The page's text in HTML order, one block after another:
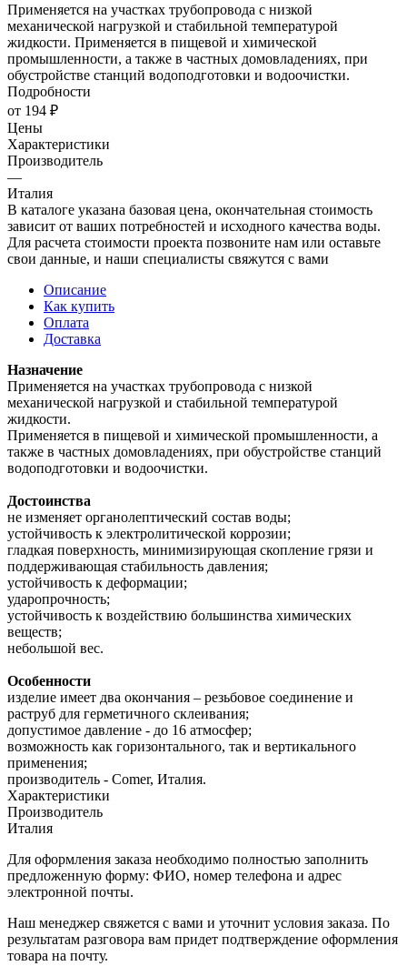
Применяется на участках трубопровода с низкой
механической нагрузкой и стабильной температурой
жидкости. Применяется в пищевой и химической
промышленности, а также в частных домовладениях, при
обустройстве станций водоподготовки и водоочистки.
Подробности
от 194 ₽
Цены
Характеристики
Производитель
—
Италия
В каталоге указана базовая цена, окончательная стоимость
зависит от ваших потребностей и исходного качества воды.
Для расчета стоимости проекта позвоните нам или оставьте
свои данные, и наши специалисты свяжутся с вами
Описание
Как купить
Оплата
Доставка
Назначение
Применяется на участках трубопровода с низкой
механической нагрузкой и стабильной температурой
жидкости.
Применяется в пищевой и химической промышленности, а
также в частных домовладениях, при обустройстве станций
водоподготовки и водоочистки.
Достоинства
не изменяет органолептический состав воды;
устойчивость к электролитической коррозии;
гладкая поверхность, минимизирующая скопление грязи и
поддерживающая стабильность давления;
устойчивость к деформации;
ударопрочность;
устойчивость к воздействию большинства химических
веществ;
небольшой вес.
Особенности
изделие имеет два окончания – резьбовое соединение и
раструб для герметичного склеивания;
допустимое давление - до 16 атмосфер;
возможность как горизонтального, так и вертикального
применения;
производитель - Comer, Италия.
Характеристики
Производитель
Италия
Для оформления заказа необходимо полностью заполнить
предложенную форму: ФИО, номер телефона и адрес
электронной почты.
Наш менеджер свяжется с вами и уточнит условия заказа. По
результатам разговора вам придет подтверждение оформления
товара на почту.